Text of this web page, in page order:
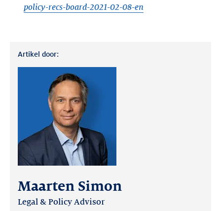
policy-recs-board-2021-02-08-en
Artikel door:
Maarten Simon
Legal & Policy Advisor